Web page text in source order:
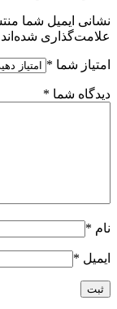
نشانی ایمیل شما
علامت‌گذاری شده‌اند
امتیاز شما *
دیدگاه شما *
نام *
ایمیل *